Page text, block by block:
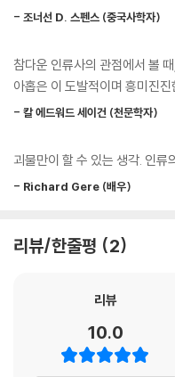
목록은 그의 만화 수준을 방증
미국 아이비리그 대학에서 부교
다. 간결한 줄거리와 풍성한 이
하는 이유다. “세계사를 알고
② 방대한 자료 연구와 분석 :
목록이 빼곡히 실려 있을 뿐 아
- 조너선 D. 스펜스 (중국사학자)
참다운 인류사의 관점에서 볼
아홉은 이 도발적이며 흥미진
- 칼 에드워드 세이건 (천문학자)
괴물만이 할 수 있는 생각. 인
- Richard Gere (배우)
리뷰/한줄평 2
리뷰
10.0